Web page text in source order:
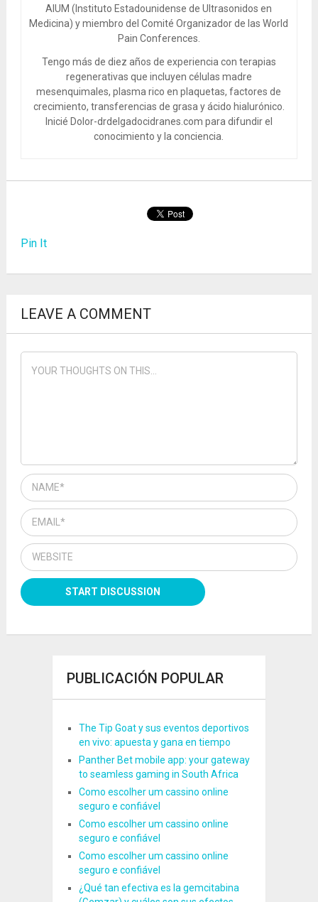
AIUM (Instituto Estadounidense de Ultrasonidos en
Medicina) y miembro del Comité Organizador de las World
Pain Conferences.
Tengo más de diez años de experiencia con terapias
regenerativas que incluyen células madre
mesenquimales, plasma rico en plaquetas, factores de
crecimiento, transferencias de grasa y ácido hialurónico.
Inicié Dolor-drdelgadocidranes.com para difundir el
conocimiento y la conciencia.
Pin It
LEAVE A COMMENT
PUBLICACIÓN POPULAR
The Tip Goat y sus eventos deportivos
en vivo: apuesta y gana en tiempo
Panther Bet mobile app: your gateway
to seamless gaming in South Africa
Como escolher um cassino online
seguro e confiável
Como escolher um cassino online
seguro e confiável
Como escolher um cassino online
seguro e confiável
¿Qué tan efectiva es la gemcitabina